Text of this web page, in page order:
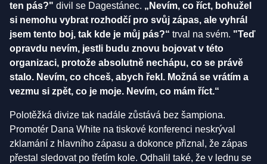
ten pás?" divil se Dagestánec. „Nevím, co říct, bohužel
si nemohu vybrat rozhodčí pro svůj zápas, ale vyhrál
jsem tento boj, tak kde je můj pás?“ trval na svém. "Teď
opravdu nevím, jestli budu znovu bojovat v této
organizaci, protože absolutně nechápu, co se právě
stalo. Nevím, co chceš, abych řekl. Možná se vrátím a
vezmu si zpět, co je moje. Nevím, co mám říct.“
Polotěžká divize tak nadále zůstává bez šampiona.
Promotér Dana White na tiskové konferenci neskrýval
zklamání z hlavního zápasu a dokonce přiznal, že zápas
přestal sledovat po třetím kole. Odhalil také, že v lednu se